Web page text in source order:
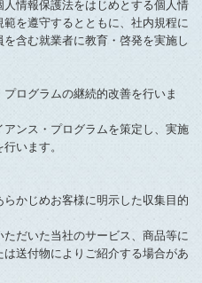
情報保護法をはじめとする個人情
を遵守するとともに、社内規程に
含む就業者に教育・啓発を実施し
ログラムの継続的改善を行いま
ンス・プログラムを策定し、実施
います。
かじめお客様に明示した収集目的
だいた当社のサービス、商品等に
送付物によりご紹介する場合があ